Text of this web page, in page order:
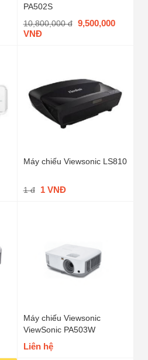
PA502S
10,800,000 đ 9,500,000
VNĐ
Máy chiếu Viewsonic LS810
1 đ 1 VNĐ
Máy chiếu Viewsonic
ViewSonic PA503W
Liên hệ